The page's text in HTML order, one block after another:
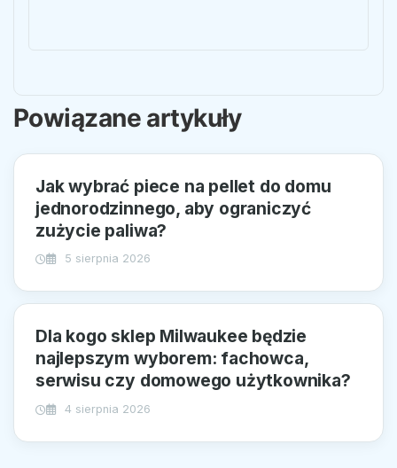
Powiązane artykuły
Jak wybrać piece na pellet do domu
jednorodzinnego, aby ograniczyć
zużycie paliwa?
5 sierpnia 2026
Dla kogo sklep Milwaukee będzie
najlepszym wyborem: fachowca,
serwisu czy domowego użytkownika?
4 sierpnia 2026